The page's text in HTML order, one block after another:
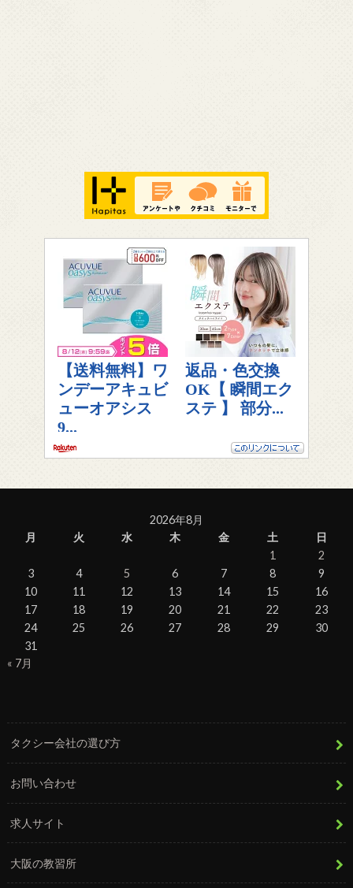
2026年8月
月
火 水 木 金 土
日
1
2
3
4 5 6 7 8
9
10
11 12 13 14 15
16
17
18 19 20 21 22
23
24
25 26 27 28 29
30
31
« 7月
タクシー会社の選び方
お問い合わせ
求人サイト
大阪の教習所